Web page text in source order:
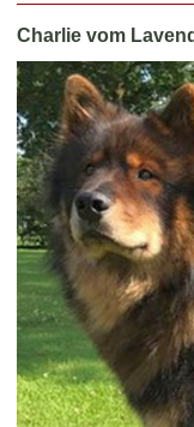
Charlie vom